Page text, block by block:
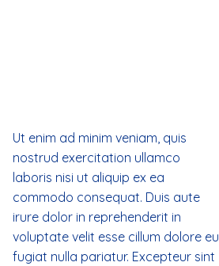
Ut enim ad minim veniam, quis
nostrud exercitation ullamco
laboris nisi ut aliquip ex ea
commodo consequat. Duis aute
irure dolor in reprehenderit in
voluptate velit esse cillum dolore eu
fugiat nulla pariatur. Excepteur sint